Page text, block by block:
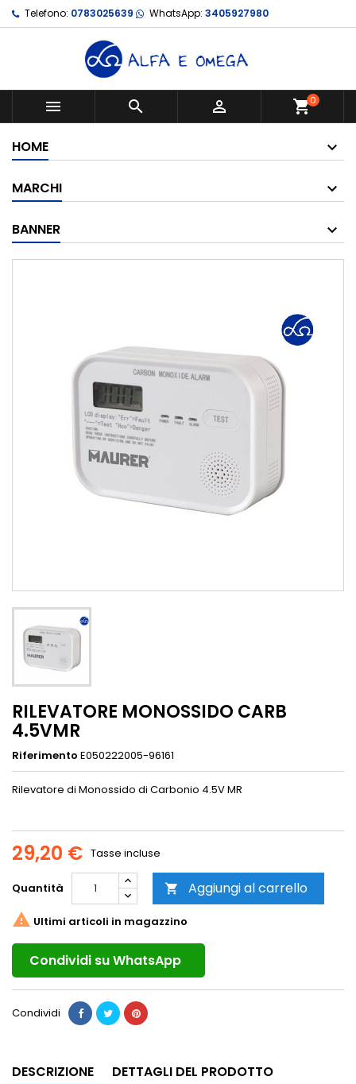
Telefono: 0783025639 WhatsApp: 3405927980
   shopping_cart0
HOME
MARCHI
BANNER
RILEVATORE MONOSSIDO CARB
4.5VMR
Riferimento E050222005-96161
Rilevatore di Monossido di Carbonio 4.5V MR
29,20 € Tasse incluse
Quantità  Aggiungi al carrello
 Ultimi articoli in magazzino
Condividi su WhatsApp
Condividi
DESCRIZIONE DETTAGLI DEL PRODOTTO